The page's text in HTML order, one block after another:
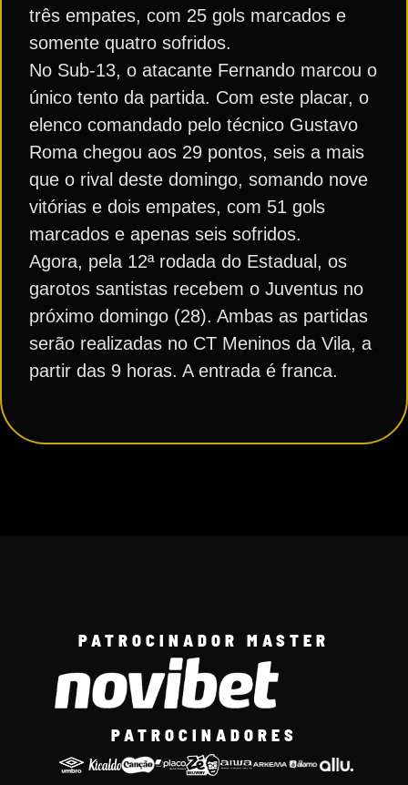
três empates, com 25 gols marcados e
somente quatro sofridos.
No Sub-13, o atacante Fernando marcou o
único tento da partida. Com este placar, o
elenco comandado pelo técnico Gustavo
Roma chegou aos 29 pontos, seis a mais
que o rival deste domingo, somando nove
vitórias e dois empates, com 51 gols
marcados e apenas seis sofridos.
Agora, pela 12ª rodada do Estadual, os
garotos santistas recebem o Juventus no
próximo domingo (28). Ambas as partidas
serão realizadas no CT Meninos da Vila, a
partir das 9 horas. A entrada é franca.
PATROCINADOR MASTER
PATROCINADORES